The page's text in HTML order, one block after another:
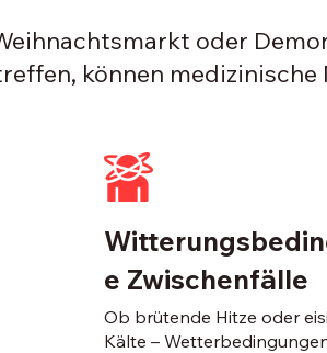
oder
können
e Zwischenfälle
Ob brütende Hitze oder
Kälte –